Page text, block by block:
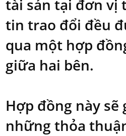
tài sản tại đơn vị
tin trao đổi đều
qua một hợp
giữa hai bên.
Hợp đồng này sẽ
những thỏa